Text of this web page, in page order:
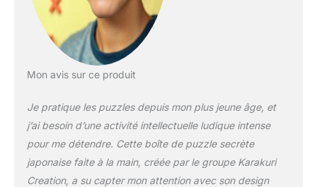
Mon avis sur ce produit
Je pratique les puzzles depuis mon plus jeune âge, et
j’ai besoin d’une activité intellectuelle ludique intense
pour me détendre. Cette boîte de puzzle secrète
japonaise faite à la main, créée par le groupe Karakuri
Creation, a su capter mon attention avec son design